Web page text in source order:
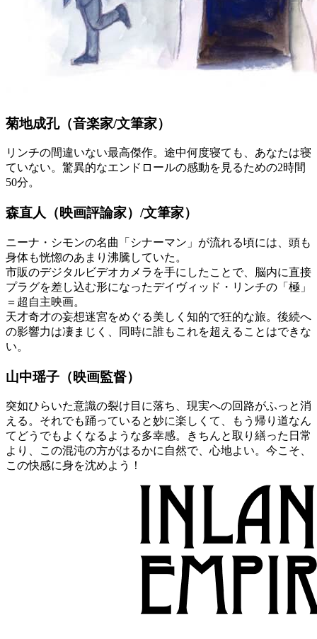
菊地成孔（音楽家/文筆家）
リンチの間違いない最高傑作。途中何度寝ても、あなたは寝
ていない。驚異的なエンドロールの感動を見るための2時間
50分。
森直人（映画評論家）/文筆家）
ニーナ・シモンの名曲「シナーマン」が流れる頃には、頭も
身体も恍惚のあまり沸騰していた。
市販のデジタルビデオカメラを手にしたことで、脳内に直接
プラグを差し込む形になったデイヴィッド・リンチの「極」
＝超自主映画。
天才奇才の妄想迷宮をめぐる美しく知的で狂的な旅。後続へ
の影響力は凄まじく、同時に誰もこれを超えることはできな
い。
山中瑶子（映画監督）
突如ひらいた意識の裂け目に落ち、現実への回路がふっと消
える。それでも踊っていると妙に楽しくて、もう帰り道なん
てどうでもよくなるような多幸感。きちんと取り繕った日常
より、この混沌の方がはるかに自然で、心地よい。今こそ、
この快感に身を沈めよう！